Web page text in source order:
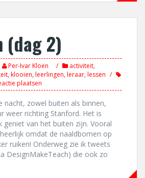
(dag 2)
Per-Ivar Kloen activiteit,
,klooien,leerlingen,leraar,lessen
plaatsen
nacht, zowel buiten als binnen,
weer richting Stanford. Het is
geniet van het buiten zijn. Vooral
omdat de naaldbomen op
ruiken! Onderweg zie ik tweets
DesignMakeTeach) die ook zo